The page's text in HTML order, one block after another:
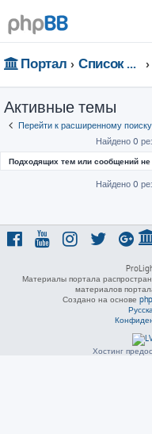
Портал Список форумов
Активные темы
Перейти к расширенному поиску
Найдено 0
Подходящих тем или сообщений не
Найдено 0
Материалы портала
материалов
Создано на основе
Хостинг